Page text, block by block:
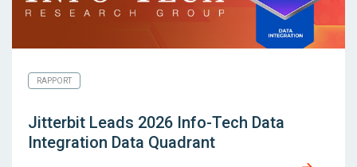
RAPPORT
Jitterbit Leads 2026 Info-Tech Data
Integration Data Quadrant